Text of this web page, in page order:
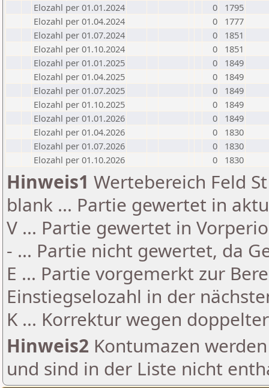
Elozahl per 01.01.2024
0
1795
Elozahl per 01.04.2024
0
1777
Elozahl per 01.07.2024
0
1851
Elozahl per 01.10.2024
0
1851
Elozahl per 01.01.2025
0
1849
Elozahl per 01.04.2025
0
1849
Elozahl per 01.07.2025
0
1849
Elozahl per 01.10.2025
0
1849
Elozahl per 01.01.2026
0
1849
Elozahl per 01.04.2026
0
1830
Elozahl per 01.07.2026
0
1830
Elozahl per 01.10.2026
0 1830
Hinweis1 Wertebereich Feld
blank ... Partie gewertet in
V ... Partie gewertet in
- ... Partie nicht gewertet, da
E ... Partie vorgemerkt zur
Einstiegselozahl in der
K ... Korrektur wegen
Hinweis2 Kontumazen
und sind in der Liste nicht